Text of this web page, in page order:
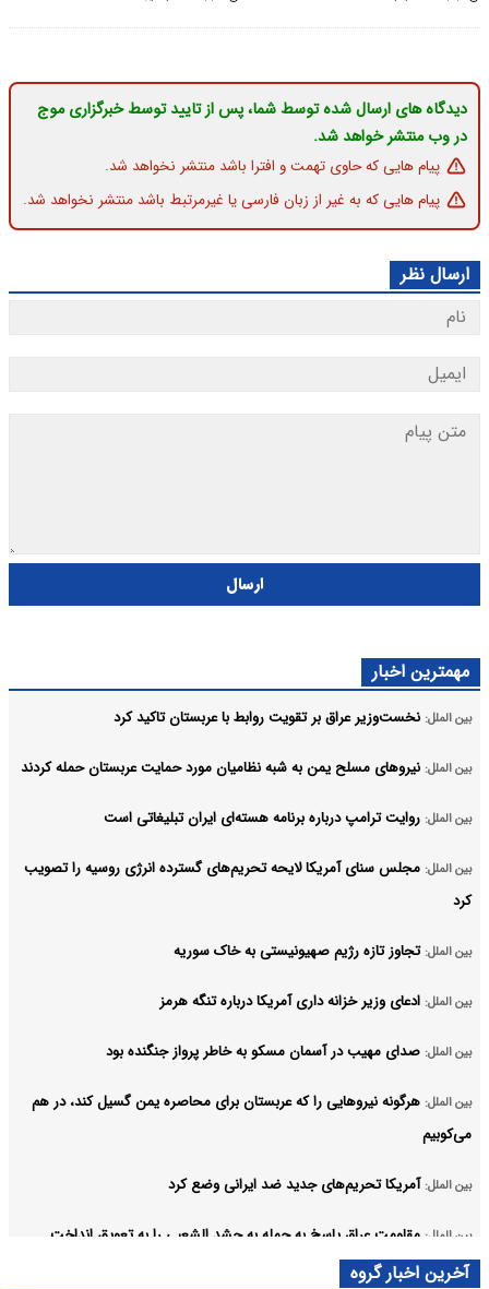
دیدگاه های ارسال شده توسط شما، پس از تایید توسط خبرگزاری موج
در وب منتشر خواهد شد.
پیام هایی که حاوی تهمت و افترا باشد منتشر نخواهد شد.
پیام هایی که به غیر از زبان فارسی یا غیرمرتبط باشد منتشر نخواهد شد.
ارسال نظر
ارسال
مهمترین اخبار
بین الملل: نخست‌وزیر عراق بر تقویت روابط با عربستان تاکید کرد
بین الملل: نیروهای مسلح یمن به شبه نظامیان مورد حمایت عربستان حمله کردند
بین الملل: روایت ترامپ درباره برنامه هسته‌ای ایران تبلیغاتی است
بین الملل: مجلس سنای آمریکا لایحه تحریم‌های گسترده انرژی روسیه را تصویب
کرد
بین الملل: تجاوز تازه رژیم صهیونیستی به خاک سوریه
بین الملل: ادعای وزیر خزانه داری آمریکا درباره تنگه هرمز
بین الملل: صدای مهیب در آسمان مسکو به خاطر پرواز جنگنده بود
بین الملل: هرگونه نیروهایی را که عربستان برای محاصره یمن گسیل کند، در هم
می‌کوبیم
بین الملل: آمریکا تحریم‌های جدید ضد ایرانی وضع کرد
بین الملل: مقاومت عراق پاسخ به حمله به حشد الشعبی را به تعویق انداخت
آخرین اخبار گروه